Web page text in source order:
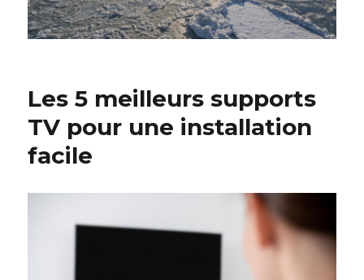
Les 5 meilleurs supports
TV pour une installation
facile